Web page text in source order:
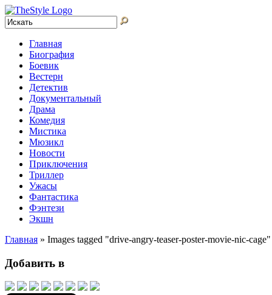
Главная
Биография
Боевик
Вестерн
Детектив
Документальный
Драма
Комедия
Мистика
Мюзикл
Новости
Приключения
Триллер
Ужасы
Фантастика
Фэнтези
Экшн
Главная » Images tagged "drive-angry-teaser-poster-movie-nic-cage"
Добавить в